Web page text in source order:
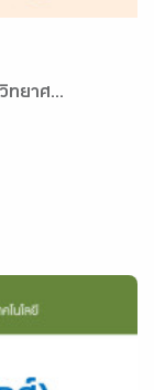
ทยาศ...